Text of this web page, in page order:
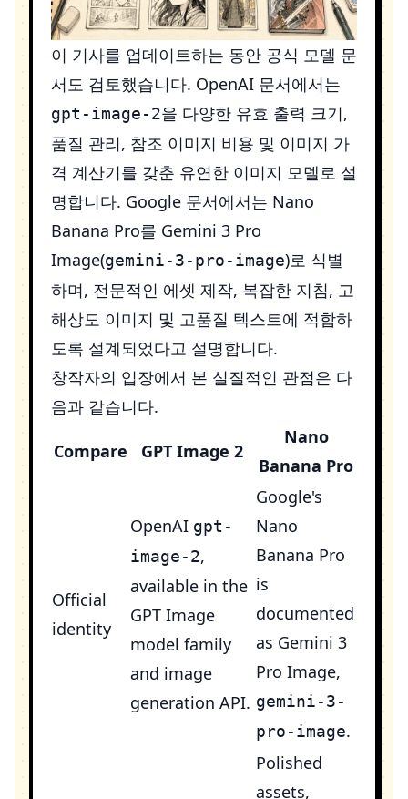
이 기사를 업데이트하는 동안 공식 모델 문
서도 검토했습니다. OpenAI 문서에서는
gpt-image-2을 다양한 유효 출력 크기,
품질 관리, 참조 이미지 비용 및 이미지 가
격 계산기를 갖춘 유연한 이미지 모델로 설
명합니다. Google 문서에서는 Nano
Banana Pro를 Gemini 3 Pro
Image(gemini-3-pro-image)로 식별
하며, 전문적인 에셋 제작, 복잡한 지침, 고
해상도 이미지 및 고품질 텍스트에 적합하
도록 설계되었다고 설명합니다.
창작자의 입장에서 본 실질적인 관점은 다
음과 같습니다.
Compare GPT Image 2
Nano
Banana Pro
Official
identity
OpenAI gpt-
image-2,
available in the
GPT Image
model family
and image
generation API.
Google's
Nano
Banana Pro
is
documented
as Gemini 3
Pro Image,
gemini-3-
pro-image.
Polished
assets,